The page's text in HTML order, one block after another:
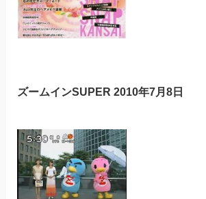
ズームインSUPER 2010年7月8日